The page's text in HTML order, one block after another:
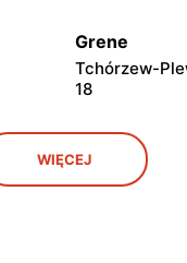
Grene
Tchórzew-
18
Grene
WIĘCEJ